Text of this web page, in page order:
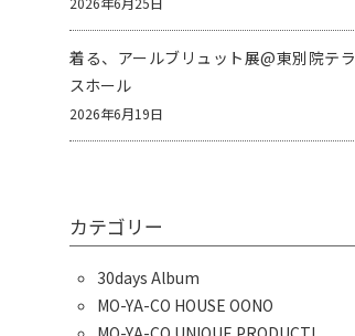
着る、アールブリュット展@東別院テラ
スホール
2026年6月19日
カテゴリー
30days Album
MO-YA-CO HOUSE OONO